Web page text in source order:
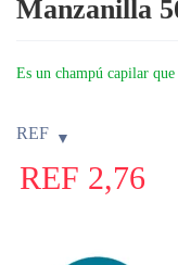
Manzanilla
Es un champú capilar
REF
REF 2,76